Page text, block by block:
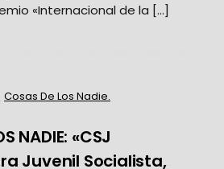
«Internacional de la […]
Cosas De Los Nadie.
NADIE: «CSJ
Juvenil Socialista,